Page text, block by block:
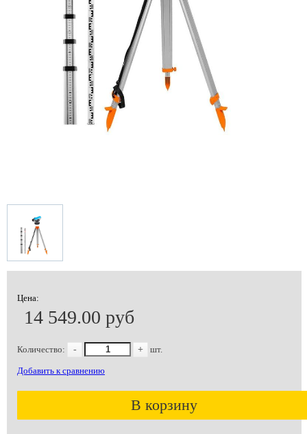
Цена:
14 549.00 руб
Количество: - + шт.
Добавить к сравнению
В корзину